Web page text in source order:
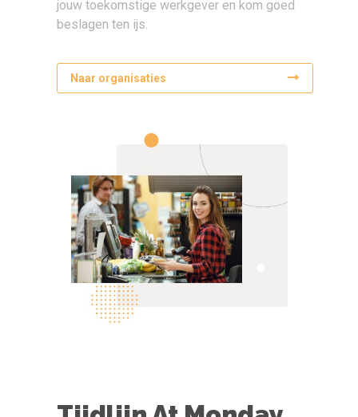
jouw toekomstige werkgever en kom goed
beslagen ten ijs.
Naar organisaties